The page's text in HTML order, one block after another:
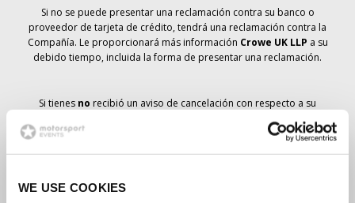
WE USE COOKIES
Si no se puede presentar una reclamación contra su banco o
proveedor de tarjeta de crédito, tendrá una reclamación contra la
Compañía. Le proporcionará más información Crowe UK LLP a su
debido tiempo, incluida la forma de presentar una reclamación.
Si tienes no recibió un aviso de cancelación con respecto a su
pedido de entradas, su reserva no se ha cancelado y se prevé que
recibirá las entradas que ha pedido a su debido tiempo. La